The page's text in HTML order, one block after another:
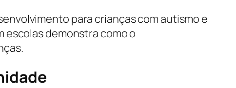
para crianças com autismo e
escolas demonstra como o